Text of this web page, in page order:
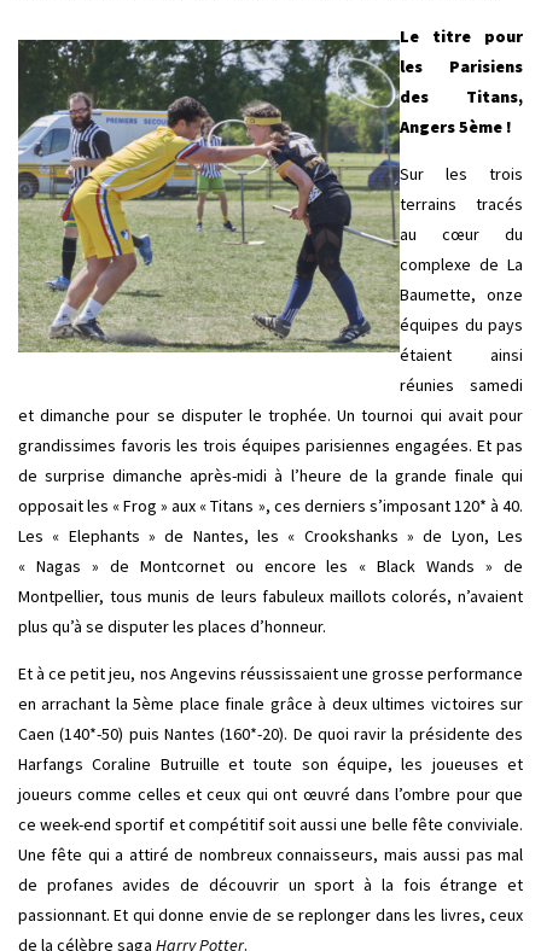
Le titre pour
les Parisiens
des Titans,
Angers 5ème !
Sur les trois
terrains tracés
au cœur du
complexe de La
Baumette, onze
équipes du pays
étaient ainsi
réunies samedi
et dimanche pour se disputer le trophée. Un tournoi qui avait pour
grandissimes favoris les trois équipes parisiennes engagées. Et pas
de surprise dimanche après-midi à l’heure de la grande finale qui
opposait les « Frog » aux « Titans », ces derniers s’imposant 120* à 40.
Les « Elephants » de Nantes, les « Crookshanks » de Lyon, Les
« Nagas » de Montcornet ou encore les « Black Wands » de
Montpellier, tous munis de leurs fabuleux maillots colorés, n’avaient
plus qu’à se disputer les places d’honneur.
Et à ce petit jeu, nos Angevins réussissaient une grosse performance
en arrachant la 5ème place finale grâce à deux ultimes victoires sur
Caen (140*-50) puis Nantes (160*-20). De quoi ravir la présidente des
Harfangs Coraline Butruille et toute son équipe, les joueuses et
joueurs comme celles et ceux qui ont œuvré dans l’ombre pour que
ce week-end sportif et compétitif soit aussi une belle fête conviviale.
Une fête qui a attiré de nombreux connaisseurs, mais aussi pas mal
de profanes avides de découvrir un sport à la fois étrange et
passionnant. Et qui donne envie de se replonger dans les livres, ceux
de la célèbre saga Harry Potter.